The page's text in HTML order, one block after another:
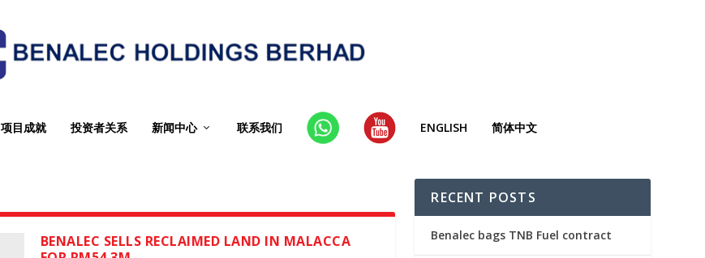
项目成就 投资者关系 新闻中心 联系我们 CT YT ENGLISH 简体中文
BENALEC SELLS RECLAIMED LAND IN MALACCA
RECENT POSTS
Benalec bags TNB Fuel contract